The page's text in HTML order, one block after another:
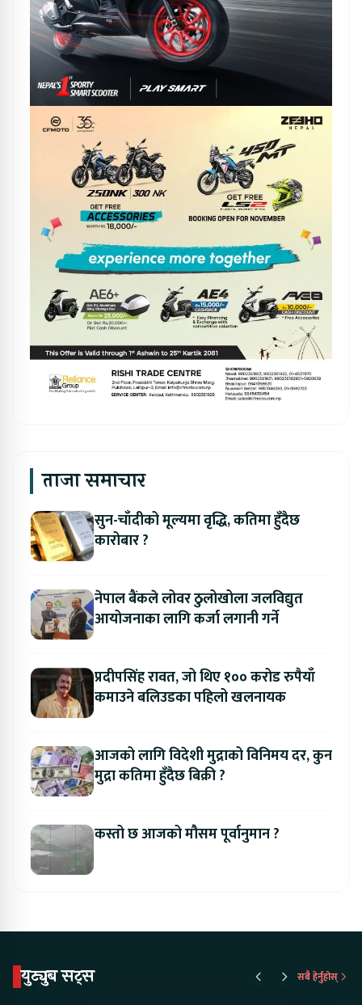
ताजा समाचार
सुन-चाँदीको मूल्यमा वृद्धि, कतिमा हुँदैछ
कारोबार ?
नेपाल बैंकले लोवर ठुलोखोला जलविद्युत
आयोजनाका लागि कर्जा लगानी गर्ने
प्रदीपसिंह रावत, जो थिए १०० करोड रुपैयाँ
कमाउने बलिउडका पहिलो खलनायक
आजको लागि विदेशी मुद्राको विनिमय दर, कुन
मुद्रा कतिमा हुँदैछ बिक्री ?
कस्तो छ आजको मौसम पूर्वानुमान ?
युट्युब सट्स सबै हेर्नुहोस्